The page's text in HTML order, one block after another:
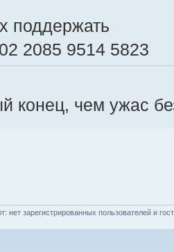
поддержать
2085 9514 5823
конец, чем ужас
зарегистрированных пользователей и